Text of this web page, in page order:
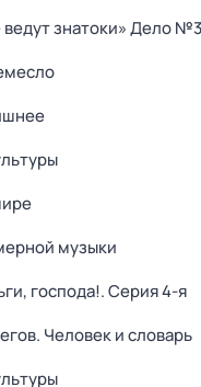
знатоки» Дело
музыки
господа!. Серия 4-я
Человек и словарь